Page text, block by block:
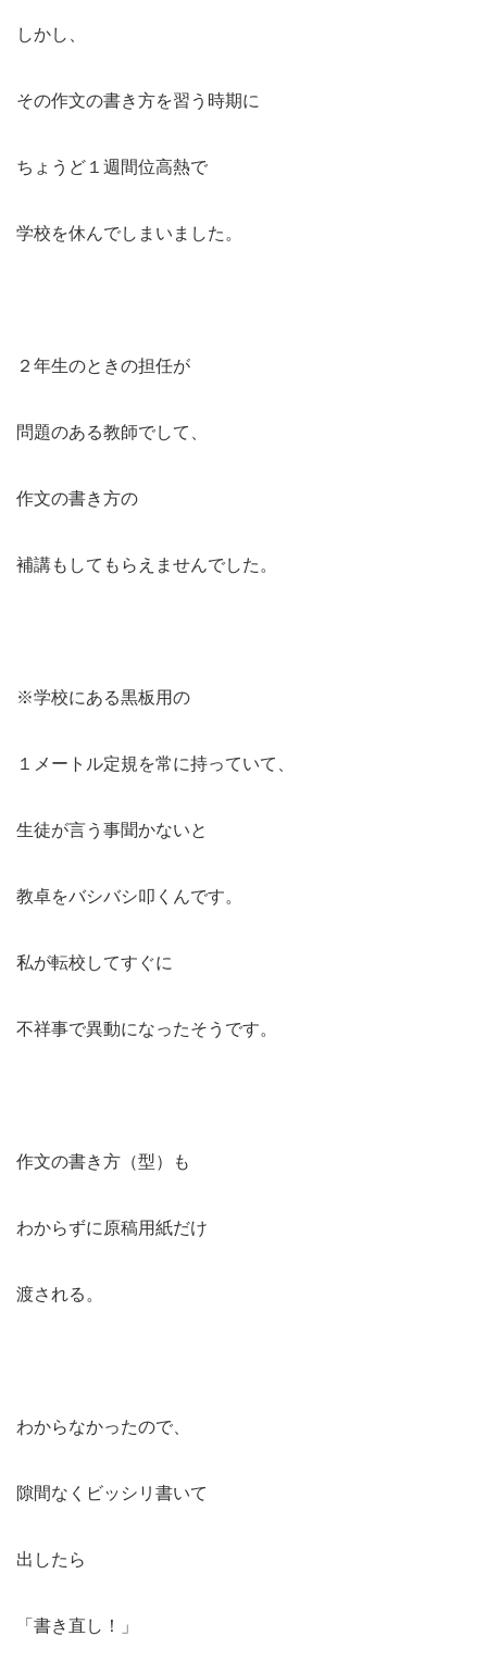
しかし、
その作文の書き方を習う時期に
ちょうど１週間位高熱で
学校を休んでしまいました。
２年生のときの担任が
問題のある教師でして、
作文の書き方の
補講もしてもらえませんでした。
※学校にある黒板用の
１メートル定規を常に持っていて、
生徒が言う事聞かないと
教卓をバシバシ叩くんです。
私が転校してすぐに
不祥事で異動になったそうです。
作文の書き方（型）も
わからずに原稿用紙だけ
渡される。
わからなかったので、
隙間なくビッシリ書いて
出したら
「書き直し！」